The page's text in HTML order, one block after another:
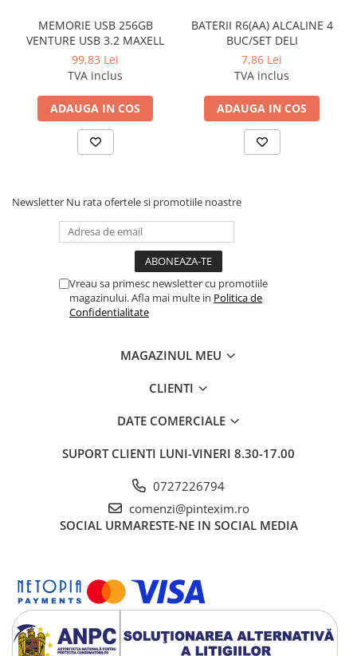
Genti laptop
Carti si jocuri pentru copii
Carti de colorat si povestit
Jocuri / Party
Coperti scolare
Pachete scolare
Produse curatenie
Instrumente de scris
Cerneala si rezerva pentru stilou
Creioane mecanice si rezerve
Markere permanente
Markere textile
Pixuri si rezerve
Stilouri
MEMORIE USB 256GB
VENTURE USB 3.2 MAXELL
99,83 Lei
TVA inclus
ADAUGA IN COS
BATERII R6(AA) ALCALINE 4
BUC/SET DELI
7,86 Lei
TVA inclus
ADAUGA IN COS
Newsletter Nu rata ofertele si promotiile noastre
Vreau sa primesc newsletter cu promotiile
magazinului. Afla mai multe in Politica de
Confidentialitate
MAGAZINUL MEU
CLIENTI
DATE COMERCIALE
SUPORT CLIENTI LUNI-VINERI 8.30-17.00
0727226794
comenzi@pintexim.ro
SOCIAL URMARESTE-NE IN SOCIAL MEDIA